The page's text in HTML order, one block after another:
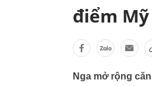
điểm
Nga mở rộng